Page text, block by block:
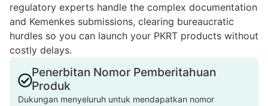
regulatory experts handle the complex documentation
and Kemenkes submissions, clearing bureaucratic
hurdles so you can launch your PKRT products without
costly delays.
Penerbitan Nomor Pemberitahuan
Produk
Dukungan menyeluruh untuk mendapatkan nomor